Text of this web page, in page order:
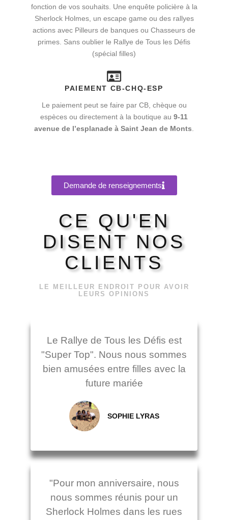
fonction de vos souhaits. Une enquête policière à la
Sherlock Holmes, un escape game ou des rallyes
actions avec Pilleurs de banques ou Chasseurs de
primes. Sans oublier le Rallye de Tous les Défis
(spécial filles)
PAIEMENT CB-CHQ-ESP
Le paiement peut se faire par CB, chèque ou
espèces ou directement à la boutique au 9-11
avenue de l’esplanade à Saint Jean de Monts
Demande de renseignements
CE QU'EN
DISENT NOS
CLIENTS
LE MEILLEUR ENDROIT POUR AVOIR
LEURS OPINIONS
Le Rallye de Tous les Défis est
"Super Top". Nous nous sommes
bien amusées entre filles avec la
future mariée
SOPHIE LYRAS
"Pour mon anniversaire, nous
nous sommes réunis pour un
Sherlock Holmes dans les rues